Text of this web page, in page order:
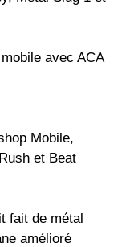
avec ACA
Mobile,
et Beat
fait de métal
amélioré